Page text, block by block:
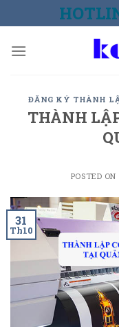
to
ĐĂNG KÝ THÀNH
THÀNH
POSTED ON
31
Th10